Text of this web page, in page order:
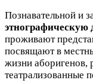
Познавательной и
этнографическую
проживают
посвящают в
жизни аборигенов,
театрализованные